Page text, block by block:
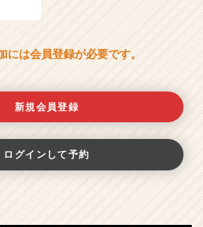
には会員登録が必要です。
新規会員登録
ログインして予約